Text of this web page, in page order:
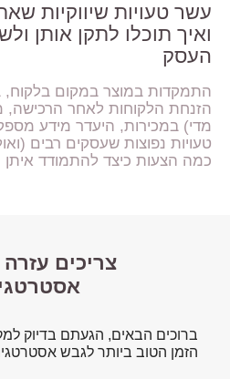
עשר טעויות שיווקיות
ואיך תוכלו לתקן אותן
העסק
התמקדות במוצר במקום בלקוח,
הזנחת הלקוחות לאחר הרכישה,
מדי) במכירות, היעדר מידע מספק
טעויות נפוצות שעסקים רבים
כמה הצעות כיצד להתמודד איתן
צריכים
ברוכים הבאים, הגעתם בדיוק
הזמן הטוב ביותר לגבש